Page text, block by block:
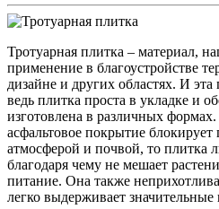
Тротуарная плитка – материал,
применение в благоустройстве
дизайне и других областях. И
ведь плитка проста в укладке и
изготовлена в различных
асфальтовое покрытие
атмосферой и почвой, то плитка
благодаря чему не мешает
питание. Она также
легко выдерживает